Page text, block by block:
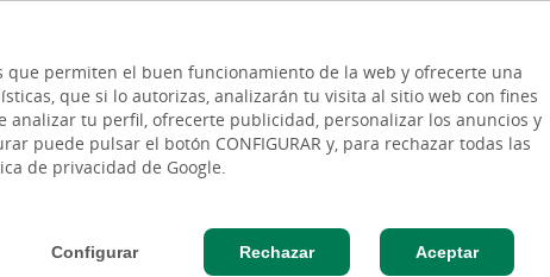
permiten el buen funcionamiento de la web y ofrecerte una
que si lo autorizas, analizarán tu visita al sitio web con fines
tu perfil, ofrecerte publicidad, personalizar los anuncios y
puede pulsar el botón CONFIGURAR y, para rechazar todas las
de privacidad de Google.
Configurar Rechazar Aceptar
DE
Gen8 by Cajasiete
AGRO